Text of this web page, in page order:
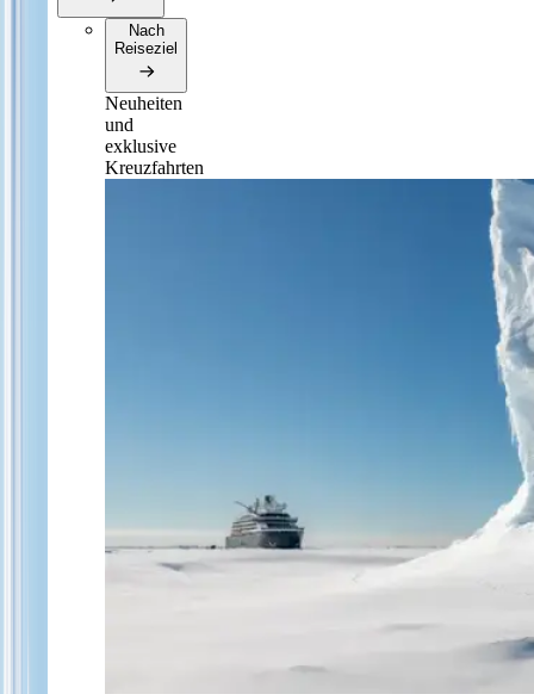
Nach
Reiseziel
Neuheiten
und
exklusive
Kreuzfahrten